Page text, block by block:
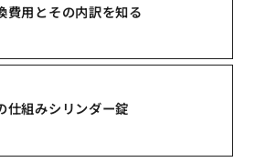
費用とその内訳を知る
仕組みシリンダー錠